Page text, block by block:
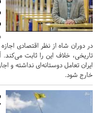
در دوران شاه از نظر اقتصادی
تاریخی، خلاف این را ثابت می‌کند.
ایران تعامل دوستانه‌ای نداشته و
خارج شود.